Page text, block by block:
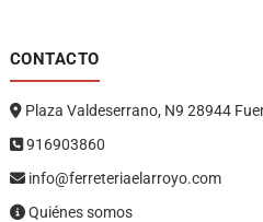
CONTACTO
Plaza Valdeserrano, N9 28944
916903860
info@ferreteriaelarroyo.com
Quiénes somos